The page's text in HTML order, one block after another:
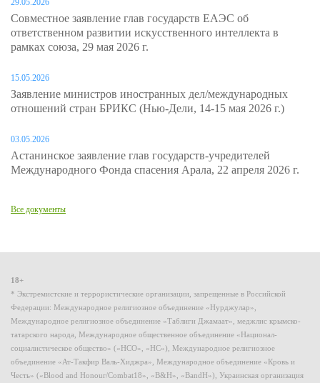
29.05.2026
Совместное заявление глав государств ЕАЭС об
ответственном развитии искусственного интеллекта в
рамках союза, 29 мая 2026 г.
15.05.2026
Заявление министров иностранных дел/международных
отношений стран БРИКС (Нью-Дели, 14-15 мая 2026 г.)
03.05.2026
Астанинское заявление глав государств-учредителей
Международного Фонда спасения Арала, 22 апреля 2026 г.
Все документы
18+
* Экстремистские и террористические организации, запрещенные в Российской
Федерации: Международное религиозное объединение «Нурджулар»,
Международное религиозное объединение «Таблиги Джамаат», меджлис крымско-
татарского народа, Международное общественное объединение «Национал-
социалистическое общество» («НСО», «НС»), Международное религиозное
объединение «Ат-Такфир Валь-Хиджра», Международное объединение «Кровь и
Честь» («Blood and Honour/Combat18», «B&H», «BandH»), Украинская организация